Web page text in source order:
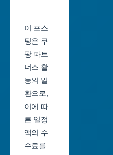
광
역
시
세
종
특
일
정
부
산
제
이 포스
팅은 쿠
팡 파트
너스 활
동의 일
환으로,
이에 따
른 일정
액의 수
수료를